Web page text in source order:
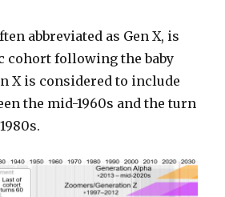
abbreviated as Gen X, is
cohort following the baby
X is considered to include
the mid-1960s and the turn